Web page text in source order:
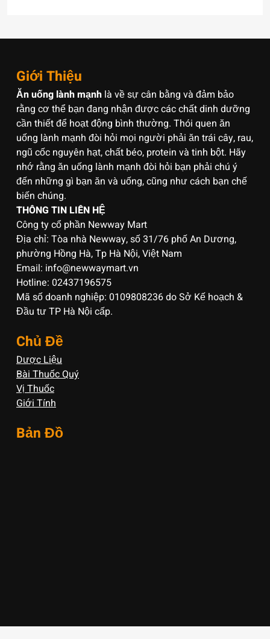
Giới Thiệu
Ăn uống lành mạnh là về sự cân bằng và đảm bảo
rằng cơ thể bạn đang nhận được các chất dinh dưỡng
cần thiết để hoạt động bình thường. Thói quen ăn
uống lành mạnh đòi hỏi mọi người phải ăn trái cây, rau,
ngũ cốc nguyên hạt, chất béo, protein và tinh bột. Hãy
nhớ rằng ăn uống lành mạnh đòi hỏi bạn phải chú ý
đến những gì bạn ăn và uống, cũng như cách bạn chế
biến chúng.
THÔNG TIN LIÊN HỆ
Công ty cổ phần Newway Mart
Địa chỉ: Tòa nhà Newway, số 31/76 phố An Dương,
phường Hồng Hà, Tp Hà Nội, Việt Nam
Email: info@newwaymart.vn
Hotline: 02437196575
Mã số doanh nghiệp: 0109808236 do Sở Kế hoạch &
Đầu tư TP Hà Nội cấp.
Chủ Đề
Dược Liệu
Bài Thuốc Quý
Vị Thuốc
Giới Tính
Bản Đồ